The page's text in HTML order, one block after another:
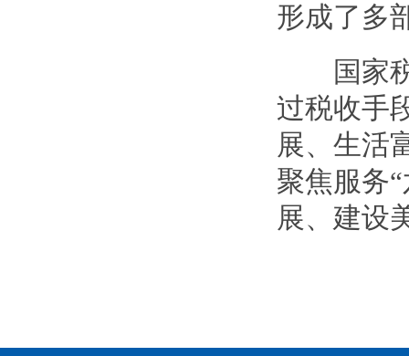
形成了多
国家税
过税收手
展、生活
聚焦服务
展、建设